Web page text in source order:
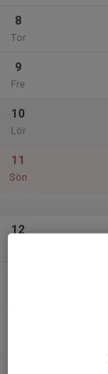
8
Tor
9
Fre
10
Lör
11
Sön
12